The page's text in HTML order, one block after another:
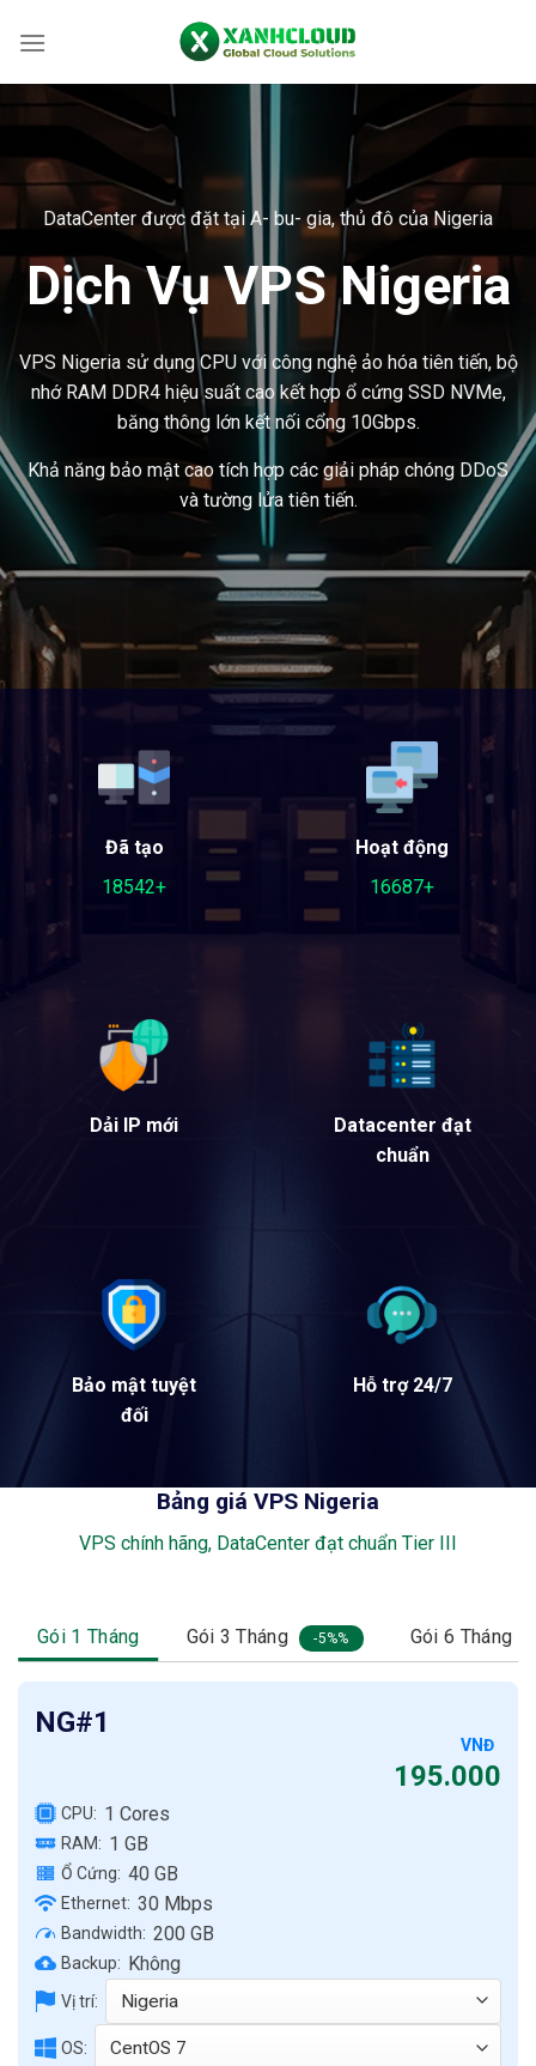
DataCenter được đặt tại A- bu- gia, thủ đô của Nigeria
Dịch Vụ VPS Nigeria
VPS Nigeria sử dụng CPU với công nghệ ảo hóa tiên tiến, bộ
nhớ RAM DDR4 hiệu suất cao kết hợp ổ cứng SSD NVMe,
băng thông lớn kết nối cổng 10Gbps.
Khả năng bảo mật cao tích hợp các giải pháp chóng DDoS
và tường lửa tiên tiến.
Đã tạo
18542+
Hoạt động
16687+
Dải IP mới
Datacenter đạt
chuẩn
Bảo mật tuyệt
đối
Hỗ trợ 24/7
Bảng giá VPS Nigeria
VPS chính hãng, DataCenter đạt chuẩn Tier III
Gói 1 Tháng Gói 3 Tháng -5% Gói 6 Tháng
NG#1
VNĐ
195.000
CPU: 1 Cores
RAM: 1 GB
Ổ Cứng: 40 GB
Ethernet: 30 Mbps
Bandwidth: 200 GB
Backup: Không
Vị trí:
OS: